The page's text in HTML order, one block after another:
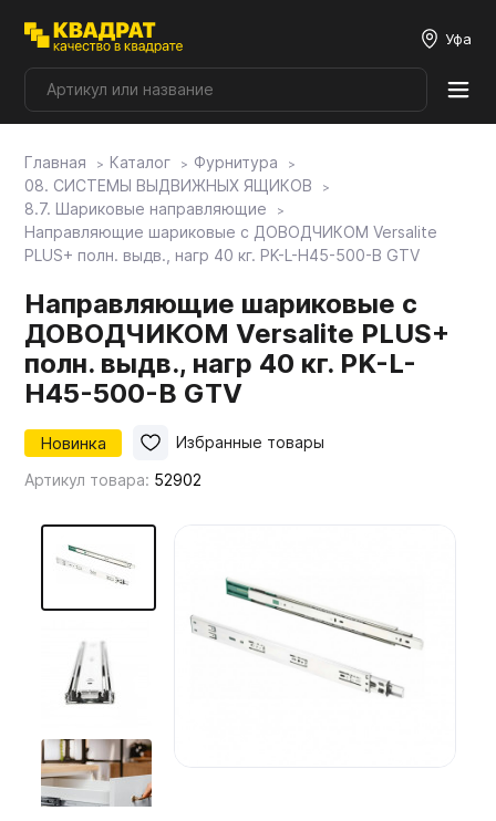
Уфа
Плитные материалы
Фурнитура
Столешницы
Мой ЭГГЕР
Фасады
Мебельные образцы, каталоги
Главная Каталог
Фурнитура
08. СИСТЕМЫ ВЫДВИЖНЫХ ЯЩИКОВ
8.7. Шариковые направляющие
Направляющие шариковые с ДОВОДЧИКОМ Versalite
PLUS+ полн. выдв., нагр 40 кг. PK-L-H45-500-B GTV
Направляющие шариковые с
ДОВОДЧИКОМ Versalite PLUS+
полн. выдв., нагр 40 кг. PK-L-
H45-500-B GTV
Новинка
Артикул товара: 52902
Избранные товары